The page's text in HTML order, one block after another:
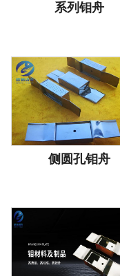
系列钼舟
侧圆孔钼舟